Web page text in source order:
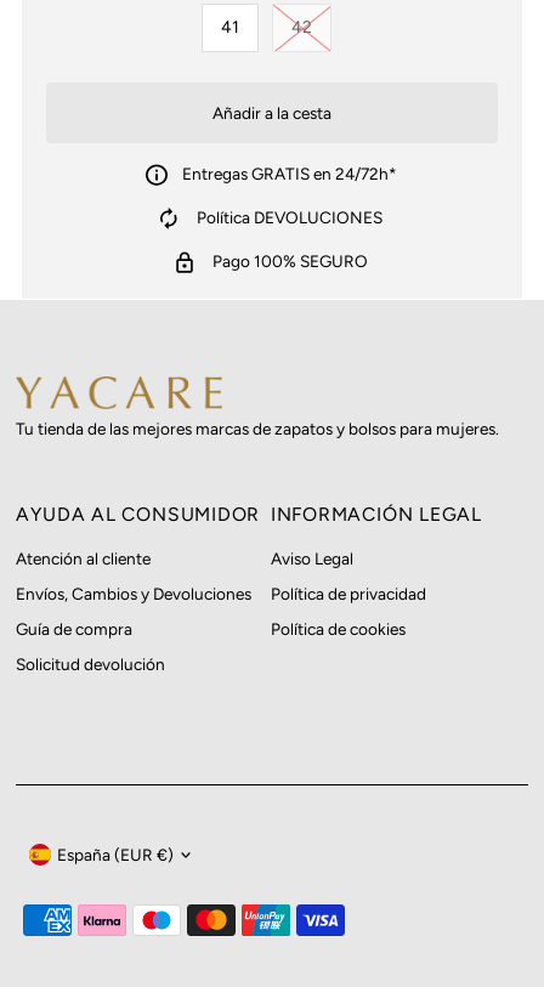
41 42Variante agotada o no
Entregas GRATIS en 24/72h*
Política DEVOLUCIONES
Pago 100% SEGURO
Tu tienda de las mejores marcas de zapatos y bolsos para mujeres.
AYUDA AL CONSUMIDOR
Atención al cliente
Envíos, Cambios y Devoluciones
Guía de compra
Solicitud devolución
INFORMACIÓN LEGAL
Aviso Legal
Política de privacidad
Política de cookies
Moneda
España (EUR €)